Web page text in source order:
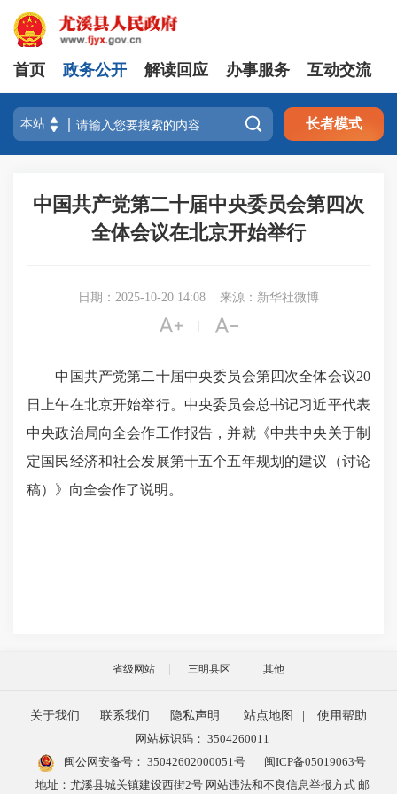
首页 政务公开 解读回应 办事服务 互动交流
 长者模式
中国共产党第二十届中央委员会第四次
全体会议在北京开始举行
日期：2025-10-20 14:08 来源：新华社微博
 
中国共产党第二十届中央委员会第四次全体会议20
日上午在北京开始举行。中央委员会总书记习近平代表
中央政治局向全会作工作报告，并就《中共中央关于制
定国民经济和社会发展第十五个五年规划的建议（讨论
稿）》向全会作了说明。
省级网站 三明县区 其他
关于我们 联系我们 隐私声明 站点地图
使用帮助
网站标识码： 3504260011
闽公网安备号： 35042602000051号
闽ICP备05019063号
地址：尤溪县城关镇建设西街2号 网站违法和不良信息举报方式 邮